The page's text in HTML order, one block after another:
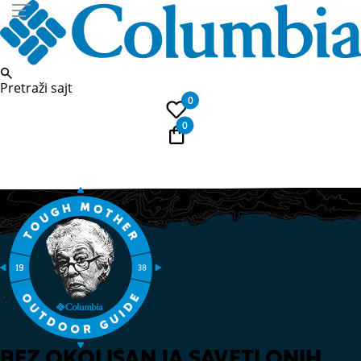
Pretraži sajt
0
0